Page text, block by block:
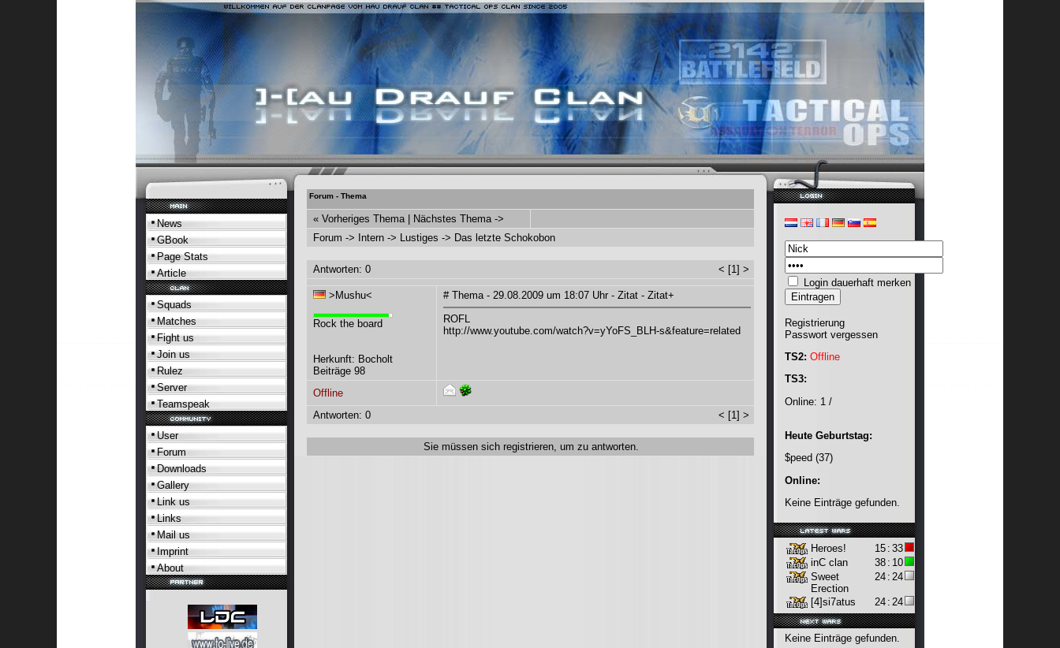
News
GBook
Page Stats
Article
Squads
Matches
Fight us
Join us
Rulez
Server
Teamspeak
User
Forum
Downloads
Gallery
Link us
Links
Mail us
Imprint
About
Forum - Thema
« Vorheriges Thema|
Nächstes Thema ->
Forum -> Intern -> Lustiges -> Das letzte Schokobon
Antworten: 0 < [1] >
>Mushu<
Rock the board
Herkunft: Bocholt
Beiträge 98
# Thema - 29.08.2009 um 18:07 Uhr - Zitat - Zitat+
ROFL
http://www.youtube.com/watch?v=yYoFS_BLH-s&feature=related
Offline
Antworten: 0
< [1] >
Sie müssen sich registrieren, um zu antworten.
Login dauerhaft merken
Registrierung
Passwort vergessen
TS2: Offline
TS3:
Online: 1 /
Heute Geburtstag:
$peed (37)
Online:
Keine Einträge gefunden.
Heroes! 15 : 33
inC clan
38 : 10
Sweet
Erection
24 : 24
[4]si7atus 24 : 24
Keine Einträge gefunden.